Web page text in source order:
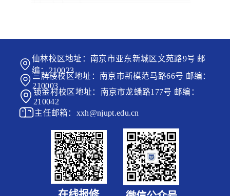
仙林校区地址：南京市亚东新城区文苑路9号 邮
编：210023
三牌楼校区地址：南京市新模范马路66号 邮编：
210003
锁金村校区地址：南京市龙蟠路177号 邮编：
210042
主任邮箱：xxh@njupt.edu.cn